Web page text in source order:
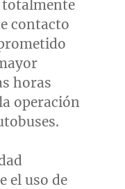
totalmente
contacto
horas
operación
el uso de